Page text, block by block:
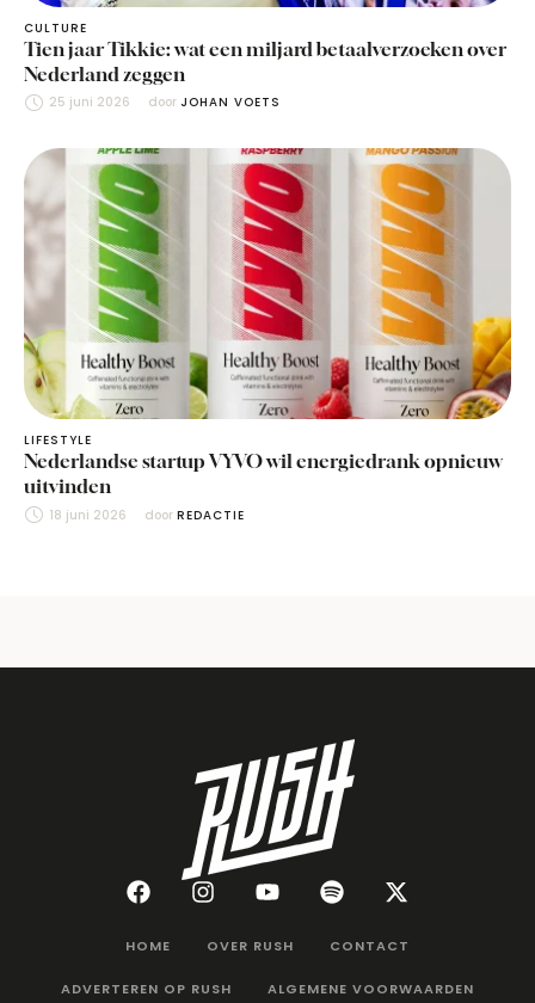
CULTURE
Tien jaar Tikkie: wat een miljard betaalverzoeken over
Nederland zeggen
25 juni 2026 door JOHAN VOETS
LIFESTYLE
Nederlandse startup VYVO wil energiedrank opnieuw
uitvinden
18 juni 2026 door REDACTIE
HOME OVER RUSH CONTACT
ADVERTEREN OP RUSH ALGEMENE VOORWAARDEN